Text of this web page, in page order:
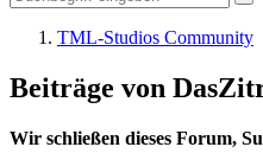
TML-Studios Community
Beiträge von
Wir schließen dieses Forum,